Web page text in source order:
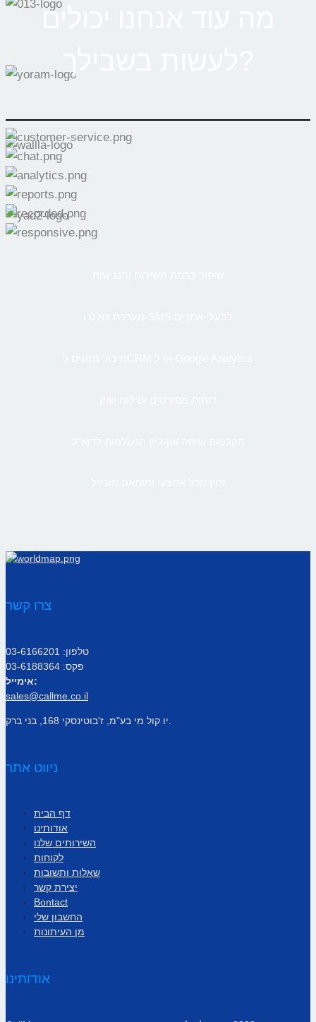
מה עוד אנחנו יכולים
צרו קשר
טלפון: 03-6166201
פקס: 03-6188364
אימייל:
sales@callme.co.il
ניווט אתר
דף הבית
אודותינו
השירותים שלנו
לקוחות
שאלות ותשובות
יצירת קשר
Bontact
החשבון שלי
מן העיתונות
אודותינו